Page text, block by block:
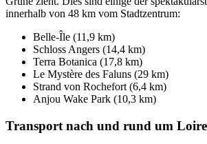
innerhalb von 48 km vom Stadtzentrum:
Belle-Île (11,9 km)
Schloss Angers (14,4 km)
Terra Botanica (17,8 km)
Le Mystère des Faluns (29 km)
Strand von Rochefort (6,4 km)
Anjou Wake Park (10,3 km)
Transport nach und rund um